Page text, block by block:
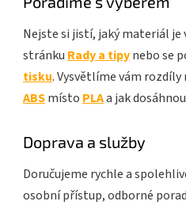
Nejste si jistí, jaký materiál je
stránku Rady a tipynebo se
tisku. Vysvětlíme vám rozdíly
ABSmísto PLAa jak
Doprava a služby
Doručujeme rychle a
osobní přístup, odborné